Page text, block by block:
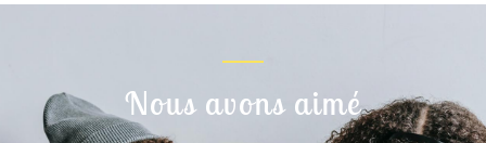
Nous avons aimé